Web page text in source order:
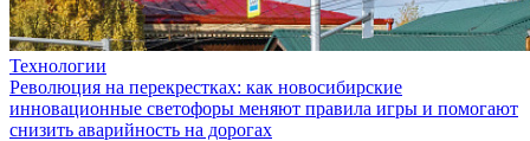
Технологии
Революция на перекрестках: как новосибирские
инновационные светофоры меняют правила игры и помогают
снизить аварийность на дорогах